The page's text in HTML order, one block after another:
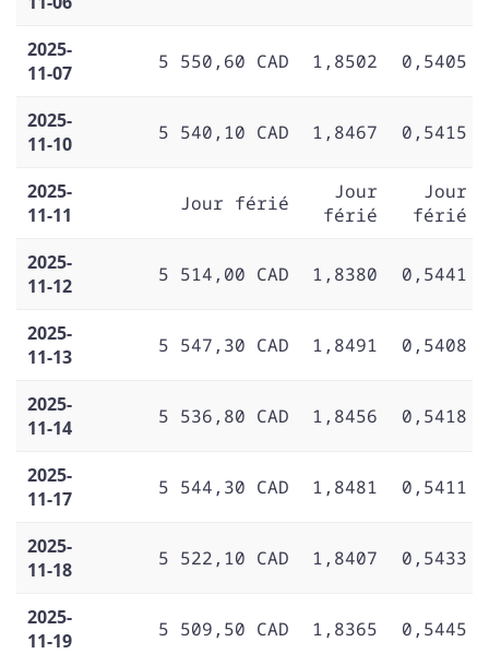
2025-
11-07
5 550,60 CAD 1,8502 0,5405
2025-
11-10
5 540,10 CAD 1,8467 0,5415
2025-
11-11
Jour férié
Jour
férié
Jour
férié
2025-
11-12
5 514,00 CAD 1,8380 0,5441
2025-
11-13
5 547,30 CAD 1,8491 0,5408
2025-
11-14
5 536,80 CAD 1,8456 0,5418
2025-
11-17
5 544,30 CAD 1,8481 0,5411
2025-
11-18
5 522,10 CAD 1,8407 0,5433
2025-
11-19
5 509,50 CAD 1,8365 0,5445